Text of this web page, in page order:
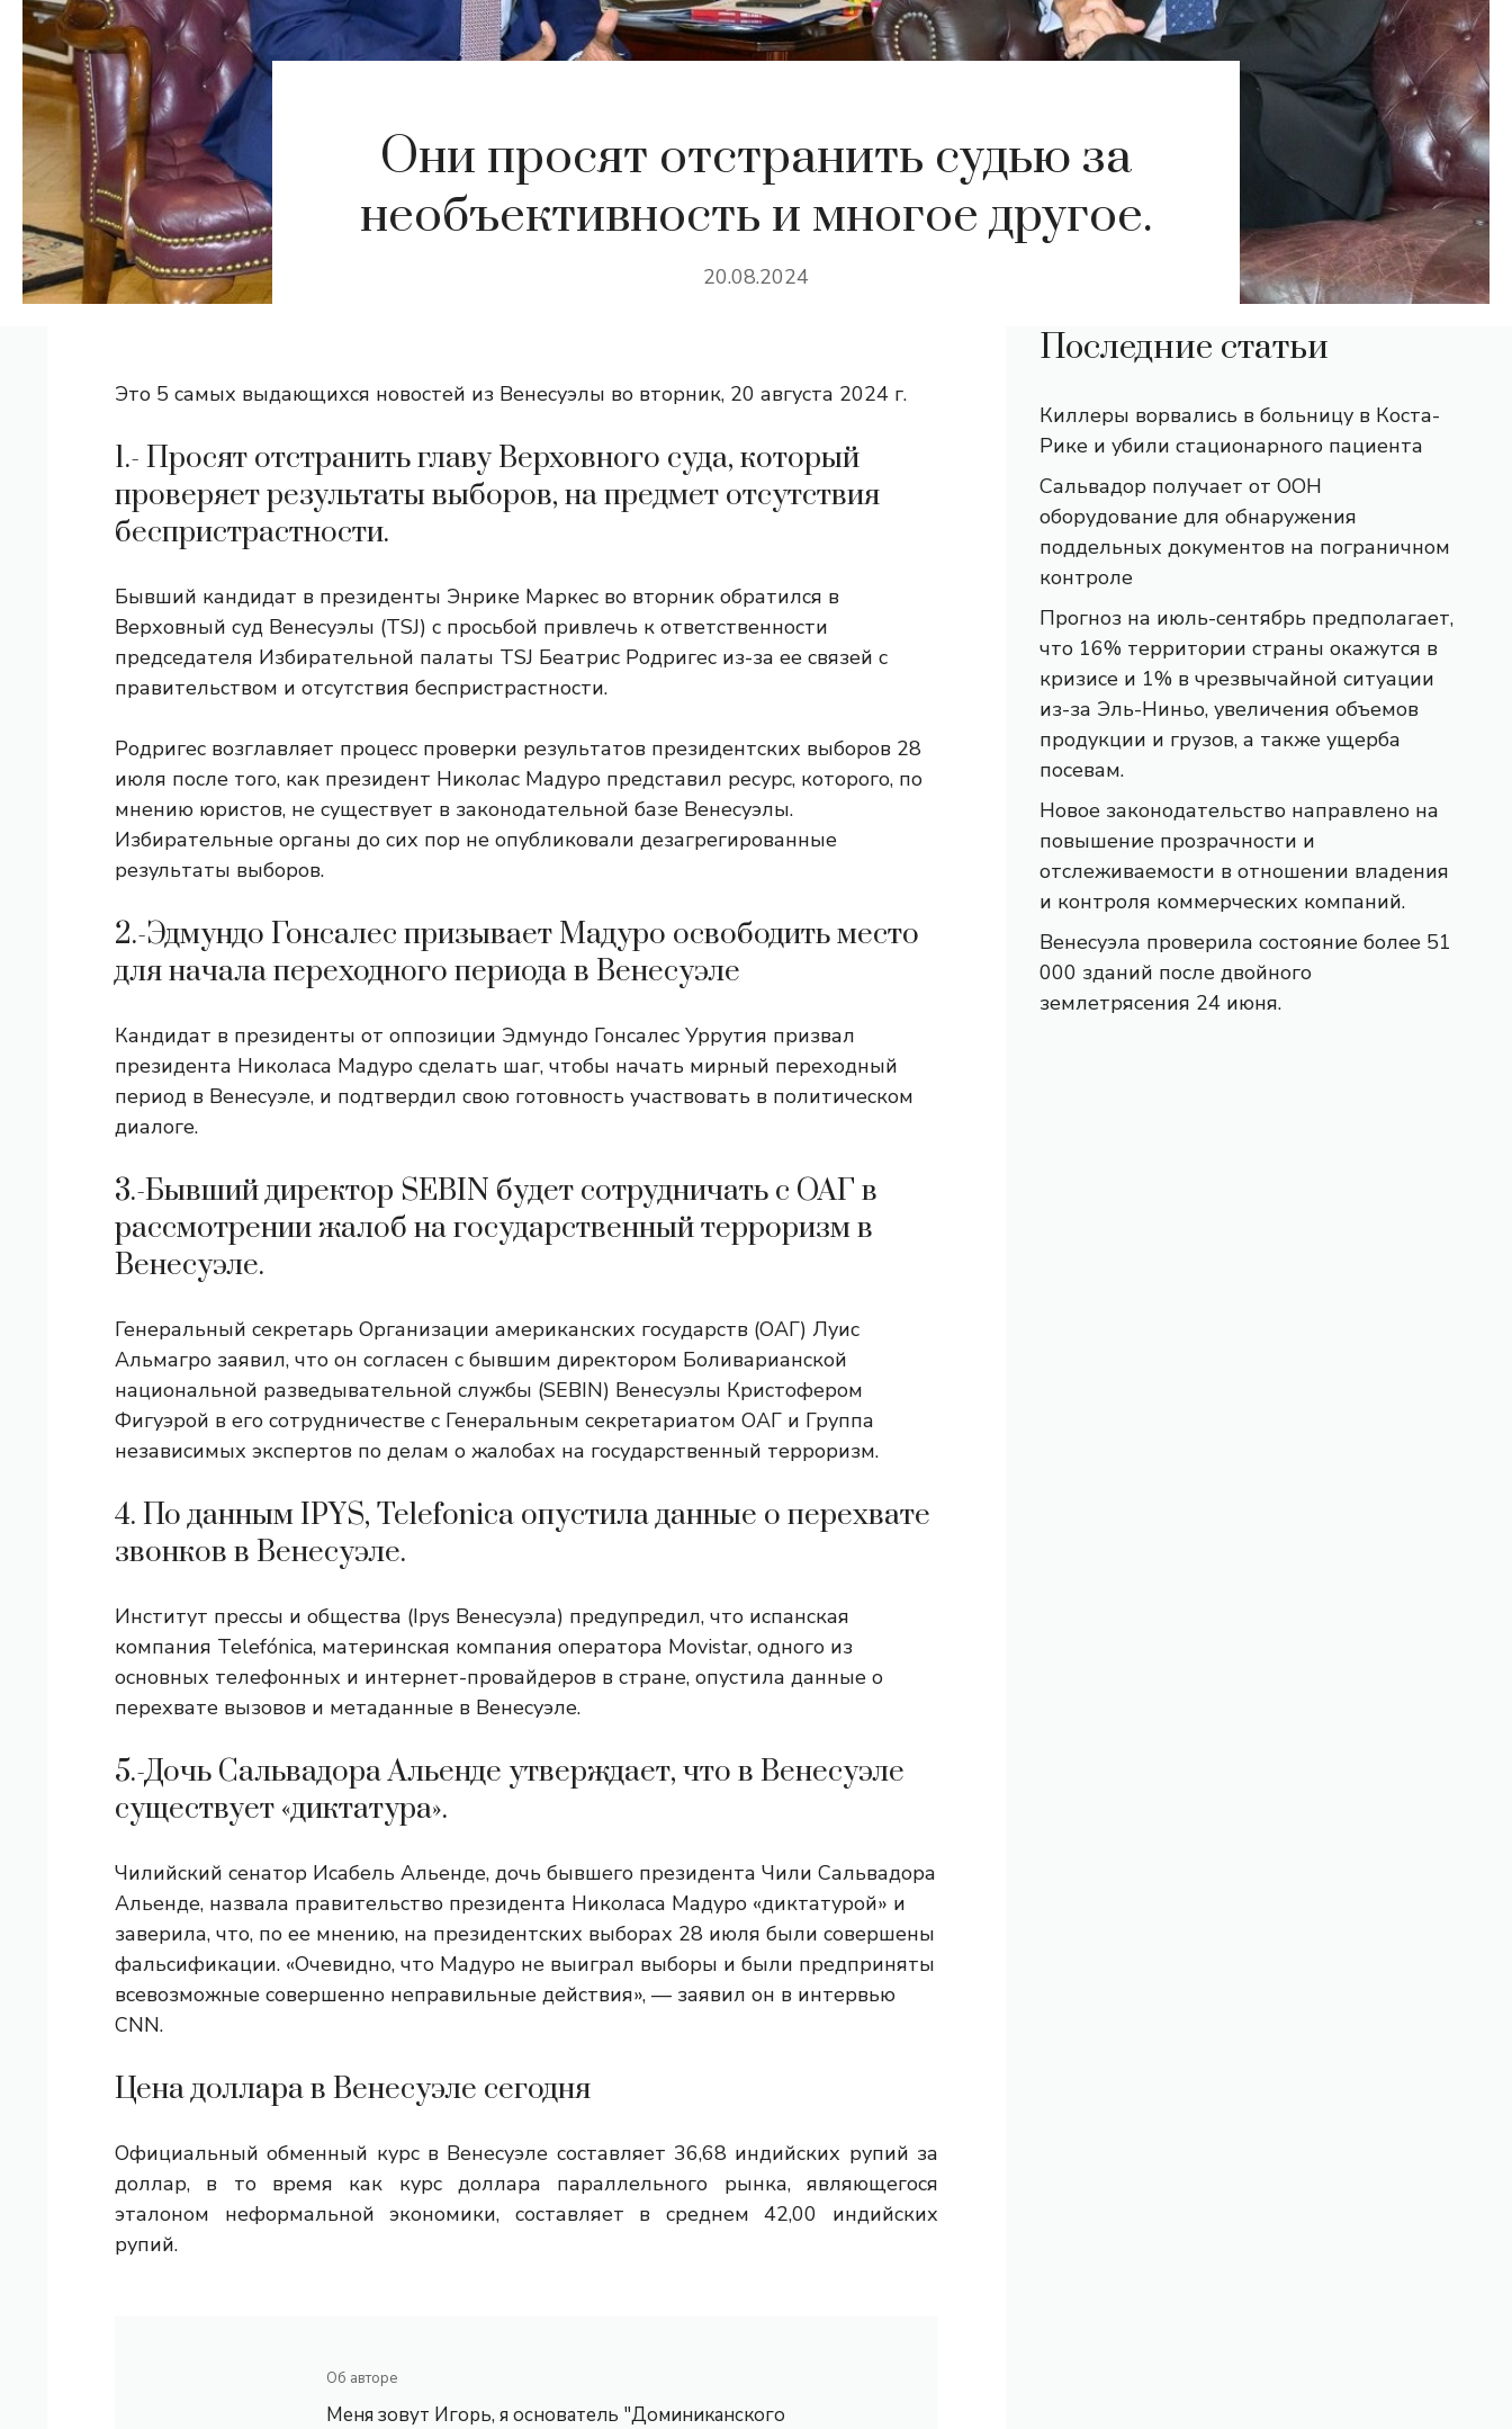
Они просят отстранить судью за
необъективность и многое другое.
20.08.2024
Это 5 самых выдающихся новостей из Венесуэлы во вторник, 20 августа 2024 г.
1.- Просят отстранить главу Верховного суда, который
проверяет результаты выборов, на предмет отсутствия
беспристрастности.
Бывший кандидат в президенты Энрике Маркес во вторник обратился в
Верховный суд Венесуэлы (TSJ) с просьбой привлечь к ответственности
председателя Избирательной палаты TSJ Беатрис Родригес из-за ее связей с
правительством и отсутствия беспристрастности.
Родригес возглавляет процесс проверки результатов президентских выборов 28
июля после того, как президент Николас Мадуро представил ресурс, которого, по
мнению юристов, не существует в законодательной базе Венесуэлы.
Избирательные органы до сих пор не опубликовали дезагрегированные
результаты выборов.
2.-Эдмундо Гонсалес призывает Мадуро освободить место
для начала переходного периода в Венесуэле
Кандидат в президенты от оппозиции Эдмундо Гонсалес Уррутия призвал
президента Николаса Мадуро сделать шаг, чтобы начать мирный переходный
период в Венесуэле, и подтвердил свою готовность участвовать в политическом
диалоге.
3.-Бывший директор SEBIN будет сотрудничать с ОАГ в
рассмотрении жалоб на государственный терроризм в
Венесуэле.
Генеральный секретарь Организации американских государств (ОАГ) Луис
Альмагро заявил, что он согласен с бывшим директором Боливарианской
национальной разведывательной службы (SEBIN) Венесуэлы Кристофером
Фигуэрой в его сотрудничестве с Генеральным секретариатом ОАГ и Группа
независимых экспертов по делам о жалобах на государственный терроризм.
4. По данным IPYS, Telefonica опустила данные о перехвате
звонков в Венесуэле.
Институт прессы и общества (Ipys Венесуэла) предупредил, что испанская
компания Telefónica, материнская компания оператора Movistar, одного из
основных телефонных и интернет-провайдеров в стране, опустила данные о
перехвате вызовов и метаданные в Венесуэле.
5.-Дочь Сальвадора Альенде утверждает, что в Венесуэле
существует «диктатура».
Чилийский сенатор Исабель Альенде, дочь бывшего президента Чили Сальвадора
Альенде, назвала правительство президента Николаса Мадуро «диктатурой» и
заверила, что, по ее мнению, на президентских выборах 28 июля были совершены
фальсификации. «Очевидно, что Мадуро не выиграл выборы и были предприняты
всевозможные совершенно неправильные действия», — заявил он в интервью
CNN.
Цена доллара в Венесуэле сегодня
Официальный обменный курс в Венесуэле составляет 36,68 индийских рупий за
доллар, в то время как курс доллара параллельного рынка, являющегося
эталоном неформальной экономики, составляет в среднем 42,00 индийских
рупий.
Об авторе
Меня зовут Игорь, я основатель "Доминиканского
Последние статьи
Киллеры ворвались в больницу в Коста-
Рике и убили стационарного пациента
Сальвадор получает от ООН
оборудование для обнаружения
поддельных документов на пограничном
контроле
Прогноз на июль-сентябрь предполагает,
что 16% территории страны окажутся в
кризисе и 1% в чрезвычайной ситуации
из-за Эль-Ниньо, увеличения объемов
продукции и грузов, а также ущерба
посевам.
Новое законодательство направлено на
повышение прозрачности и
отслеживаемости в отношении владения
и контроля коммерческих компаний.
Венесуэла проверила состояние более 51
000 зданий после двойного
землетрясения 24 июня.